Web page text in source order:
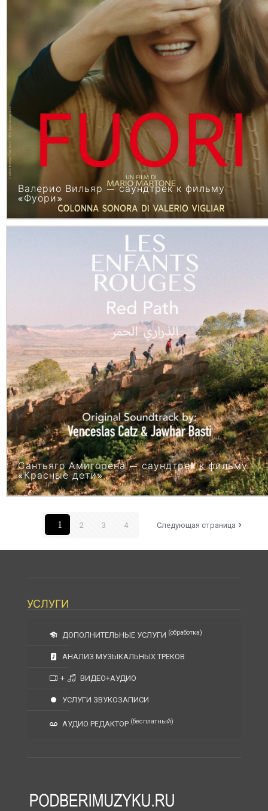
Валерио Вильяр — саундтрек к фильму
«Фуори»
Сантьяго Амигорена — саундтрек к фильму
«Красные дети»
1 2 3 4 Следующая страница
УСЛУГИ
ДОПОЛНИТЕЛЬНЫЕ УСЛУГИ (обработка)
АНАЛИЗ МУЗЫКАЛЬНЫХ ТРЕКОВ
+ ВИДЕО+АУДИО
УСЛУГИ ЗВУКОЗАПИСИ
АУДИО РЕДАКТОР (бесплатный)